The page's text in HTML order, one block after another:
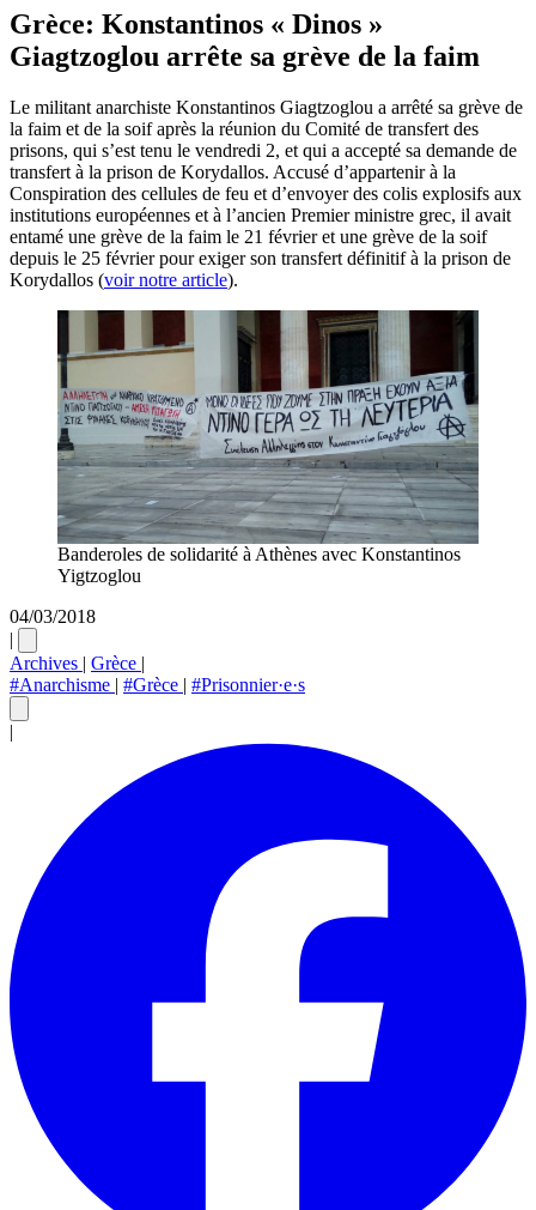
Grèce: Konstantinos « Dinos »
Giagtzoglou arrête sa grève de la faim
Le militant anarchiste Konstantinos Giagtzoglou a arrêté sa grève de
la faim et de la soif après la réunion du Comité de transfert des
prisons, qui s’est tenu le vendredi 2, et qui a accepté sa demande de
transfert à la prison de Korydallos. Accusé d’appartenir à la
Conspiration des cellules de feu et d’envoyer des colis explosifs aux
institutions européennes et à l’ancien Premier ministre grec, il avait
entamé une grève de la faim le 21 février et une grève de la soif
depuis le 25 février pour exiger son transfert définitif à la prison de
Korydallos (voir notre article).
Banderoles de solidarité à Athènes avec Konstantinos
Yigtzoglou
04/03/2018
|
Archives | Grèce |
#Anarchisme | #Grèce | #Prisonnier·e·s
|